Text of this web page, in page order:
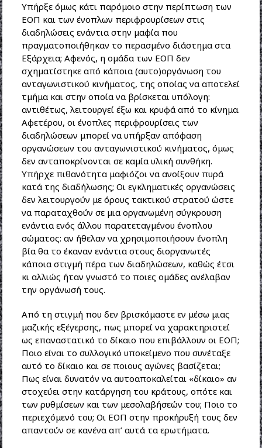
Υπήρξε όμως κάτι παρόμοιο στην περίπτωση των
ΕΟΠ και των ένοπλων περιφρουρίσεων στις
διαδηλώσεις ενάντια στην μαφία που
πραγματοποιήθηκαν το περασμένο διάστημα στα
Εξάρχεια; Αφενός, η ομάδα των ΕΟΠ δεν
σχηματίστηκε από κάποια (αυτο)οργάνωση του
ανταγωνιστικού κινήματος, της οποίας να αποτελεί
τμήμα και στην οποία να βρίσκεται υπόλογη:
αντιθέτως, λειτουργεί έξω και κρυφά από το κίνημα.
Αφετέρου, οι ένοπλες περιφρουρίσεις των
διαδηλώσεων μπορεί να υπήρξαν απόφαση
οργανώσεων του ανταγωνιστικού κινήματος, όμως
δεν ανταποκρίνονται σε καμία υλική συνθήκη.
Υπήρχε πιθανότητα μαφιόζοι να ανοίξουν πυρά
κατά της διαδήλωσης; Οι εγκληματικές οργανώσεις
δεν λειτουργούν με όρους τακτικού στρατού ώστε
να παραταχθούν σε μια οργανωμένη σύγκρουση
ενάντια ενός άλλου παρατεταγμένου ένοπλου
σώματος: αν ήθελαν να χρησιμοποιήσουν ένοπλη
βία θα το έκαναν ενάντια στους διοργανωτές
κάποια στιγμή πέρα των διαδηλώσεων, καθώς έτσι
κι αλλιώς ήταν γνωστό το ποιες ομάδες ανέλαβαν
την οργάνωσή τους.
Από τη στιγμή που δεν βρισκόμαστε εν μέσω μιας
μαζικής εξέγερσης, πως μπορεί να χαρακτηριστεί
ως επαναστατικό το δίκαιο που επιβάλλουν οι ΕΟΠ;
Ποιο είναι το συλλογικό υποκείμενο που συνέταξε
αυτό το δίκαιο και σε ποιους αγώνες βασίζεται;
Πως είναι δυνατόν να αυτοαποκαλείται «δίκαιο» αν
στοχεύει στην κατάργηση του κράτους, οπότε και
των ρυθμίσεων και των μεσολαβήσεών του; Ποιο το
περιεχόμενό του; Οι ΕΟΠ στην προκήρυξή τους δεν
απαντούν σε κανένα απ’ αυτά τα ερωτήματα.